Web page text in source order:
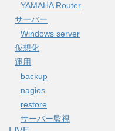
YAMAHA Router
サーバー
Windows server
仮想化
運用
backup
nagios
restore
サーバー監視